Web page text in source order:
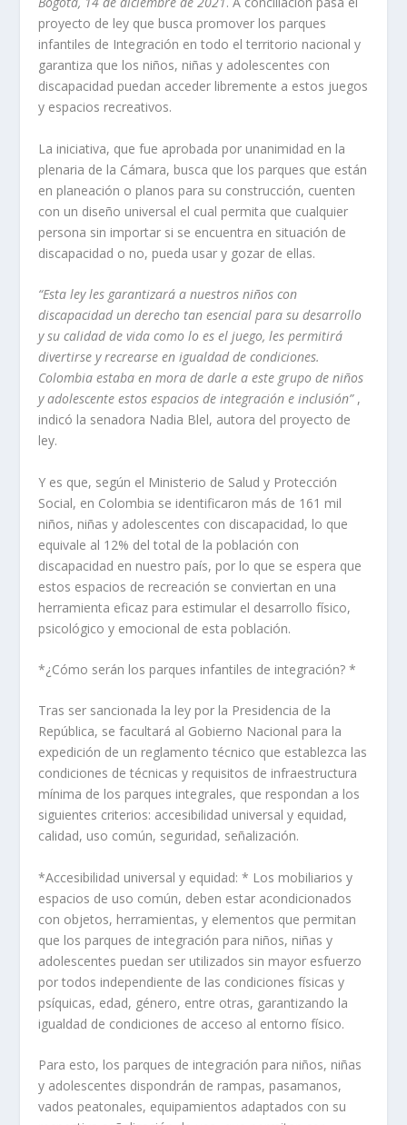
proyecto de ley que busca promover los parques
infantiles de Integración en todo el territorio nacional y
garantiza que los niños, niñas y adolescentes con
discapacidad puedan acceder libremente a estos juegos
y espacios recreativos.
La iniciativa, que fue aprobada por unanimidad en la
plenaria de la Cámara, busca que los parques que están
en planeación o planos para su construcción, cuenten
con un diseño universal el cual permita que cualquier
persona sin importar si se encuentra en situación de
discapacidad o no, pueda usar y gozar de ellas.
“Esta ley les garantizará a nuestros niños con
discapacidad un derecho tan esencial para su desarrollo
y su calidad de vida como lo es el juego, les permitirá
divertirse y recrearse en igualdad de condiciones.
Colombia estaba en mora de darle a este grupo de niños
y adolescente estos espacios de integración e inclusión” ,
indicó la senadora Nadia Blel, autora del proyecto de
ley.
Y es que, según el Ministerio de Salud y Protección
Social, en Colombia se identificaron más de 161 mil
niños, niñas y adolescentes con discapacidad, lo que
equivale al 12% del total de la población con
discapacidad en nuestro país, por lo que se espera que
estos espacios de recreación se conviertan en una
herramienta eficaz para estimular el desarrollo físico,
psicológico y emocional de esta población.
*¿Cómo serán los parques infantiles de integración? *
Tras ser sancionada la ley por la Presidencia de la
República, se facultará al Gobierno Nacional para la
expedición de un reglamento técnico que establezca las
condiciones de técnicas y requisitos de infraestructura
mínima de los parques integrales, que respondan a los
siguientes criterios: accesibilidad universal y equidad,
calidad, uso común, seguridad, señalización.
*Accesibilidad universal y equidad: * Los mobiliarios y
espacios de uso común, deben estar acondicionados
con objetos, herramientas, y elementos que permitan
que los parques de integración para niños, niñas y
adolescentes puedan ser utilizados sin mayor esfuerzo
por todos independiente de las condiciones físicas y
psíquicas, edad, género, entre otras, garantizando la
igualdad de condiciones de acceso al entorno físico.
Para esto, los parques de integración para niños, niñas
y adolescentes dispondrán de rampas, pasamanos,
vados peatonales, equipamientos adaptados con su